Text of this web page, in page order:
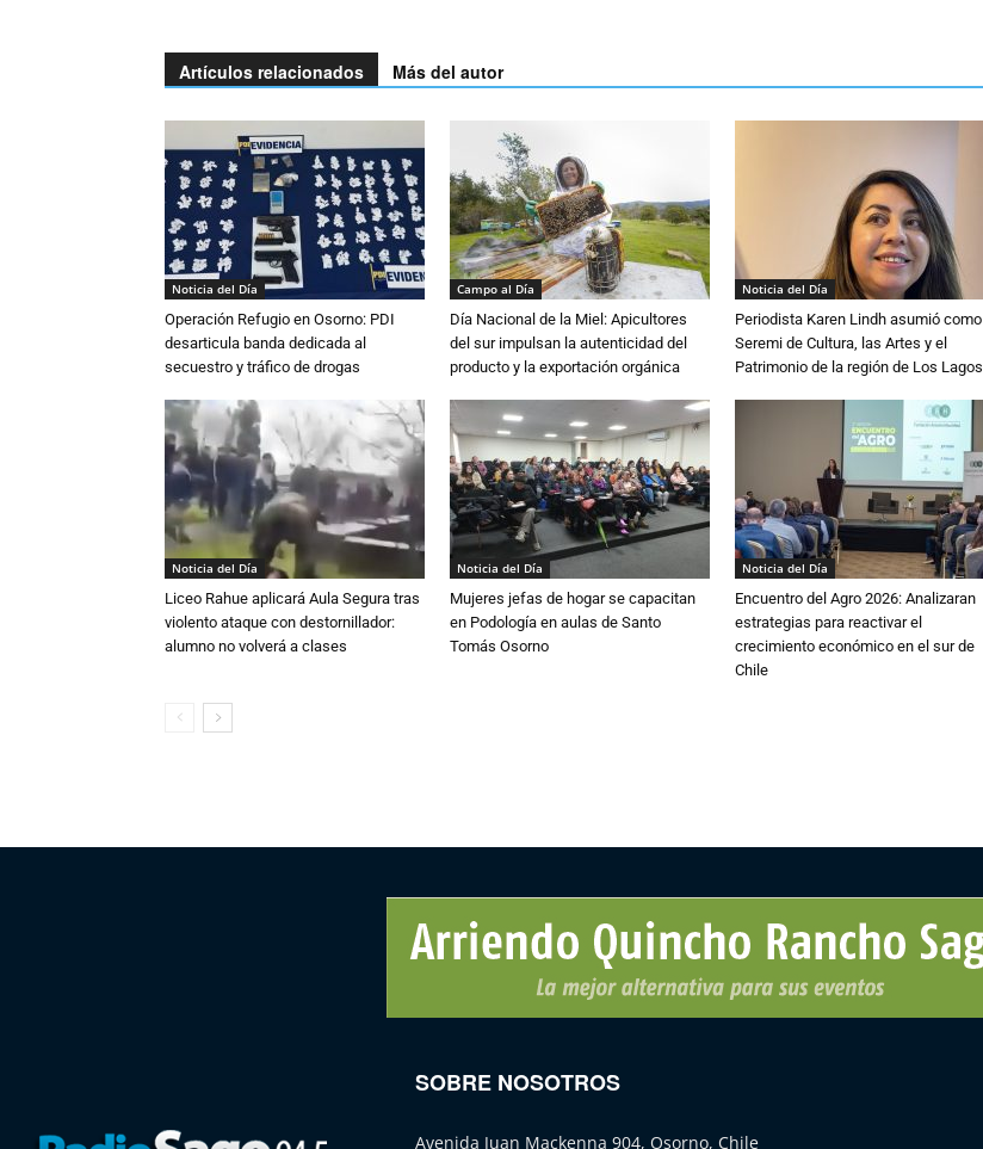
Artículos relacionados Más del autor
Noticia del Día
Operación Refugio en Osorno: PDI
desarticula banda dedicada al
secuestro y tráfico de drogas
Campo al Día
Día Nacional de la Miel: Apicultores
del sur impulsan la autenticidad del
producto y la exportación orgánica
Noticia del Día
Periodista Karen Lindh asumió como
Seremi de Cultura, las Artes y el
Patrimonio de la región de Los Lagos
Noticia del Día
Liceo Rahue aplicará Aula Segura tras
violento ataque con destornillador:
alumno no volverá a clases
Noticia del Día
Mujeres jefas de hogar se capacitan
en Podología en aulas de Santo
Tomás Osorno
Noticia del Día
Encuentro del Agro 2026: Analizaran
estrategias para reactivar el
crecimiento económico en el sur de
Chile
SOBRE NOSOTROS
Avenida Juan Mackenna 904, Osorno, Chile